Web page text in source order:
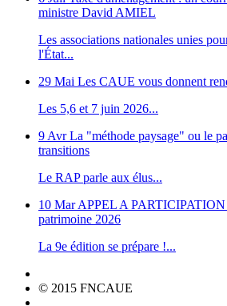
ministre David AMIEL
Les associations nationales unies
l'État...
29 Mai Les CAUE vous donnent
Les 5,6 et 7 juin 2026...
9 Avr La "méthode paysage" ou le
transitions
Le RAP parle aux élus...
10 Mar APPEL A PARTICIPATION
patrimoine 2026
La 9e édition se prépare !...
© 2015 FNCAUE